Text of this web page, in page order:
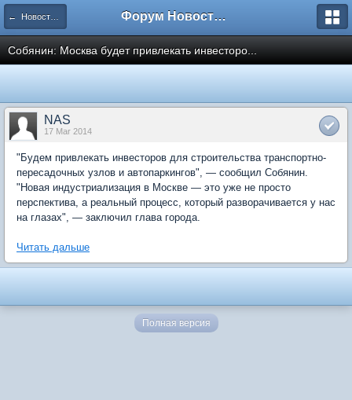
← Новости рынка недвижимости Форум Новостройки
Собянин: Москва будет привлекать инвесторо...
NAS
17 Mar 2014
"Будем привлекать инвесторов для строительства транспортно-
пересадочных узлов и автопаркингов", — сообщил Собянин.
"Новая индустриализация в Москве — это уже не просто
перспектива, а реальный процесс, который разворачивается у нас
на глазах", — заключил глава города.
Читать дальше
Полная версия